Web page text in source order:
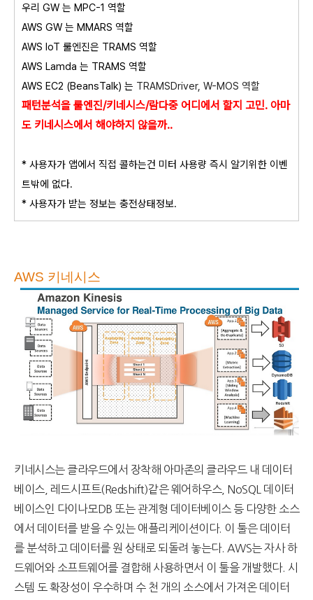
우리 GW 는 MPC-1 역할
AWS GW 는 MMARS 역할
AWS IoT 룰엔진은 TRAMS 역할
AWS Lamda 는 TRAMS 역할
AWS EC2 (BeansTalk) 는 TRAMSDriver, W-MOS 역할
패턴분석을 룰엔진/키네시스/람다중 어디에서 할지 고민. 아마
도 키네시스에서 해야하지 않을까..
* 사용자가 앱에서 직접 콜하는건 미터 사용량 즉시 알기위한 이벤
트밖에 없다.
* 사용자가 받는 정보는 충전상태정보.
AWS 키네시스
키네시스는 클라우드에서 장착해 아마존의 클라우드 내 데이터
베이스, 레드시프트(Redshift)같은 웨어하우스, NoSQL 데이터
베이스인 다이나모DB 또는 관계형 데이터베이스 등 다양한 소스
에서 데이터를 받을 수 있는 애플리케이션이다. 이 툴은 데이터
를 분석하고 데이터를 원 상태로 되돌려 놓는다. AWS는 자사 하
드웨어와 소프트웨어를 결합해 사용하면서 이 툴을 개발했다. 시
스템 도 확장성이 우수하며 수 천 개의 소스에서 가져온 데이터